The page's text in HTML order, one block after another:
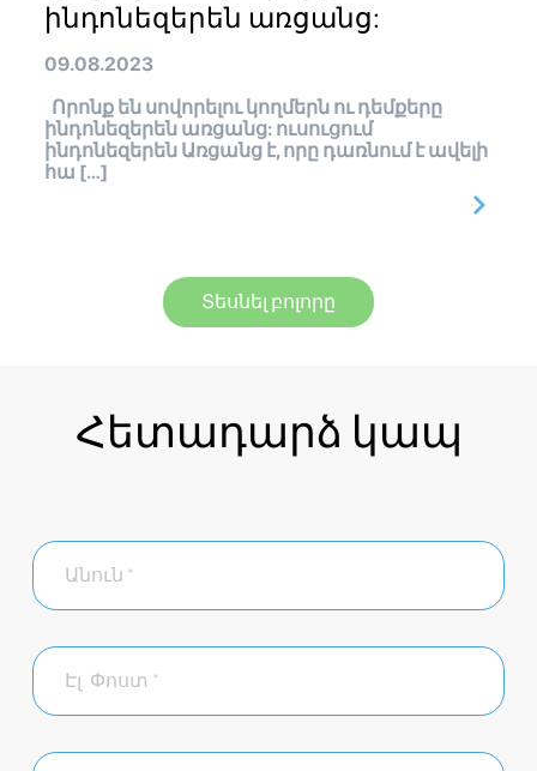
ինդոնեզերեն առցանց:
09.08.2023
Որոնք են սովորելու կողմերն ու դեմքերը
ինդոնեզերեն առցանց: ուսուցում
ինդոնեզերեն Առցանց է, որը դառնում է ավելի
հա […]
Տեսնել բոլորը
Հետադարձ կապ